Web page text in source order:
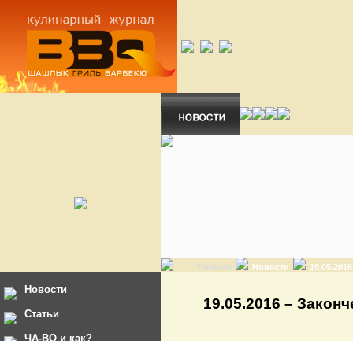
Главная Новости
Новости
Статьи
ЧА-ВО и как?
19.05.2016 –